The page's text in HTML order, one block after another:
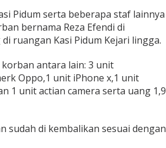
Pidum serta beberapa staf lainnya
bernama Reza Efendi di
ruangan Kasi Pidum Kejari lingga.
antara lain: 3 unit
Oppo,1 unit iPhone x,1 unit
1 unit actian camera serta uang 1,9
sudah di kembalikan sesuai dengan